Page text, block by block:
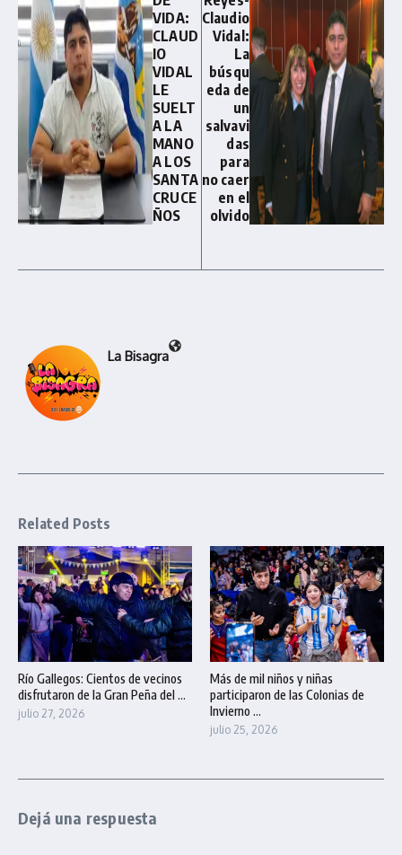
VIDA:
CLAUD
IO
VIDAL
LE
SUELT
A LA
MANO
A LOS
SANTA
CRUCE
ÑOS
Claudio
Vidal:
La
búsqu
eda de
un
salvavi
das
para
no caer
en el
olvido
La Bisagra
Related Posts
Río Gallegos: Cientos de vecinos
disfrutaron de la Gran Peña del ...
julio 27, 2026
Más de mil niños y niñas
participaron de las Colonias de
Invierno ...
julio 25, 2026
Dejá una respuesta